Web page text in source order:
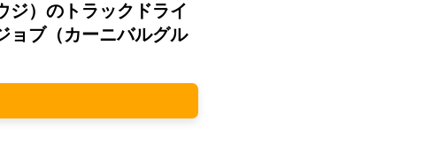
ジ）のトラックドライ
ョブ（カーニバルグル